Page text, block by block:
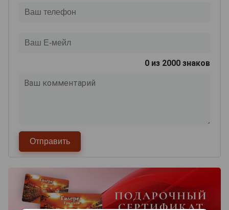
0 из 2000 знаков